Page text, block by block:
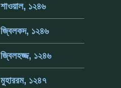
শাওয়াল, ১২৪৬
জ্বিলকদ, ১২৪৬
জ্বিলহজ্জ, ১২৪৬
মুহাররম, ১২৪৭